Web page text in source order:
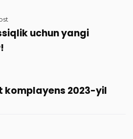
uchun yangi
komplayens 2023-yil